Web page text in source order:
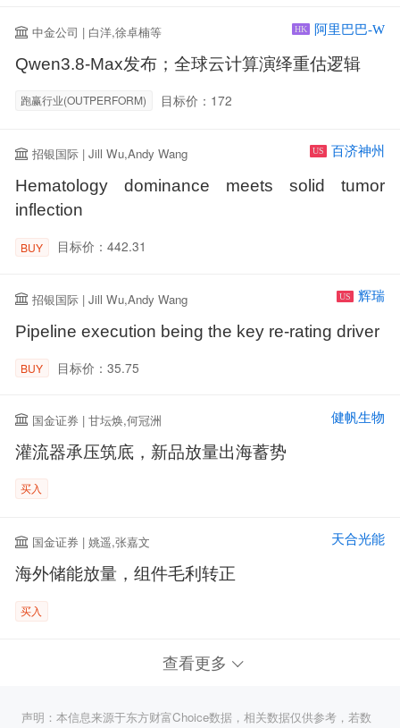
中金公司 | 白洋,徐卓楠等 HK 阿里巴巴-W
Qwen3.8-Max发布；全球云计算演绎重估逻辑
跑赢行业(OUTPERFORM) 目标价：172
招银国际 | Jill Wu,Andy Wang US 百济神州
Hematology dominance meets solid tumor
inflection
BUY 目标价：442.31
招银国际 | Jill Wu,Andy Wang US 辉瑞
Pipeline execution being the key re-rating driver
BUY 目标价：35.75
国金证券 | 甘坛焕,何冠洲 健帆生物
灌流器承压筑底，新品放量出海蓄势
买入
国金证券 | 姚遥,张嘉文 天合光能
海外储能放量，组件毛利转正
买入
查看更多
声明：本信息来源于东方财富Choice数据，相关数据仅供参考，若数